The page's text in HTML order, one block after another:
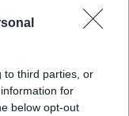
to third parties, or
for
below opt-out
της
κεφαλαίου-
στον